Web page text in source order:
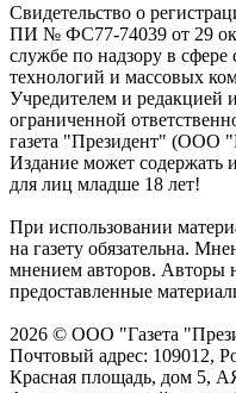
Свидетельство о
ПИ № ФС77-74039 от 29
службе по надзору в
технологий и массовых
Учредителем и редакцией
ограниченной
газета "Президент" (ООО
Издание может содержать
для лиц младше 18 лет!
При использовании
на газету обязательна.
мнением авторов. Авторы
предоставленные
2026 © ООО "Газета
Почтовый адрес: 109012,
Красная площадь, дом 5,